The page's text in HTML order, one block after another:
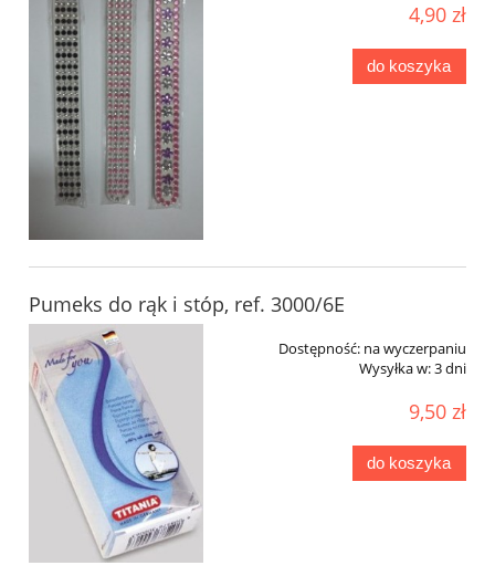
4,90 zł
do koszyka
Pumeks do rąk i stóp, ref. 3000/6E
Dostępność: na wyczerpaniu
Wysyłka w:3 dni
9,50 zł
do koszyka